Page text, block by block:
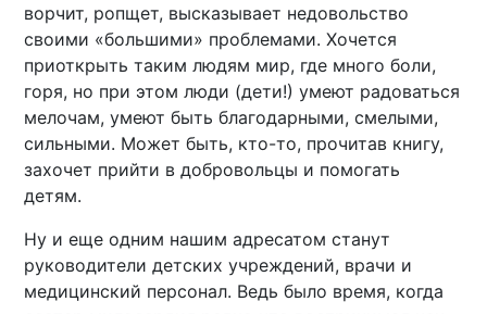
ворчит, ропщет, высказывает недовольство
своими «большими» проблемами. Хочется
приоткрыть таким людям мир, где много боли,
горя, но при этом люди (дети!) умеют радоваться
мелочам, умеют быть благодарными, смелыми,
сильными. Может быть, кто-то, прочитав книгу,
захочет прийти в добровольцы и помогать
детям.
Ну и еще одним нашим адресатом станут
руководители детских учреждений, врачи и
медицинский персонал. Ведь было время, когда